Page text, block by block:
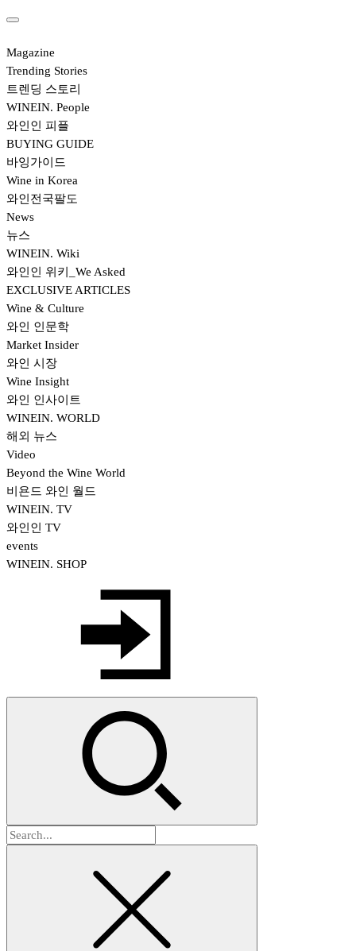
Magazine
Trending Stories
트렌딩 스토리
WINEIN. People
와인인 피플
BUYING GUIDE
바잉가이드
Wine in Korea
와인전국팔도
News
뉴스
WINEIN. Wiki
와인인 위키_We Asked
EXCLUSIVE ARTICLES
Wine & Culture
와인 인문학
Market Insider
와인 시장
Wine Insight
와인 인사이트
WINEIN. WORLD
해외 뉴스
Video
Beyond the Wine World
비욘드 와인 월드
WINEIN. TV
와인인 TV
events
WINEIN. SHOP
검